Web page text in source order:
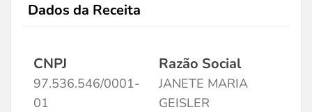
Dados da Receita
CNPJ
97.536.546/0001-
01
Razão Social
JANETE MARIA
GEISLER